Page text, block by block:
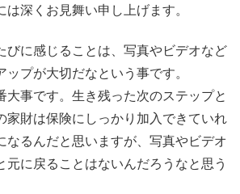
深くお見舞い申し上げます。
びに感じることは、写真やビデオなど
プが大切だなという事です。
大事です。生き残った次のステップと
家財は保険にしっかり加入できていれ
なるんだと思いますが、写真やビデオ
元に戻ることはないんだろうなと思う